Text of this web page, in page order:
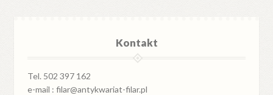
Kontakt
Tel. 502 397 162
e-mail : filar@antykwariat-filar.pl